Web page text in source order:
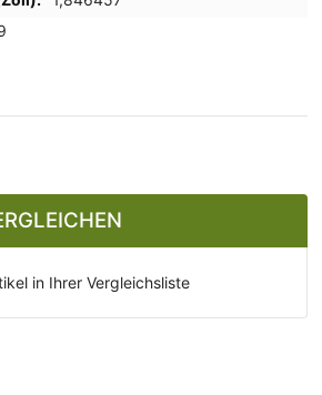
in Ihrer Vergleichsliste